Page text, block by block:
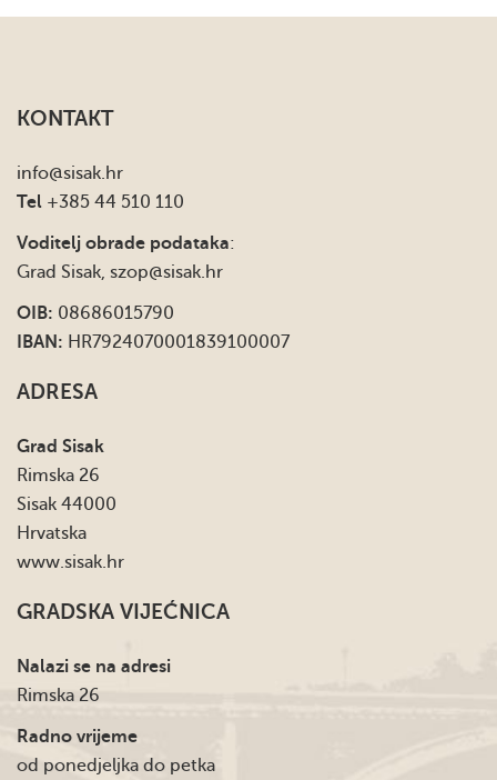
KONTAKT
info@sisak.hr
Tel +385 44 510 110
Voditelj obrade podataka:
Grad Sisak, szop@sisak.hr
OIB: 08686015790
IBAN: HR7924070001839100007
ADRESA
Grad Sisak
Rimska 26
Sisak 44000
Hrvatska
www.sisak.hr
GRADSKA VIJEĆNICA
Nalazi se na adresi
Rimska 26
Radno vrijeme
od ponedjeljka do petka